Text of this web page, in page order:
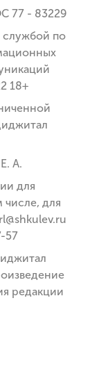
77 - 83229
службой по
18+
А.
для
числе, для
57
редакции